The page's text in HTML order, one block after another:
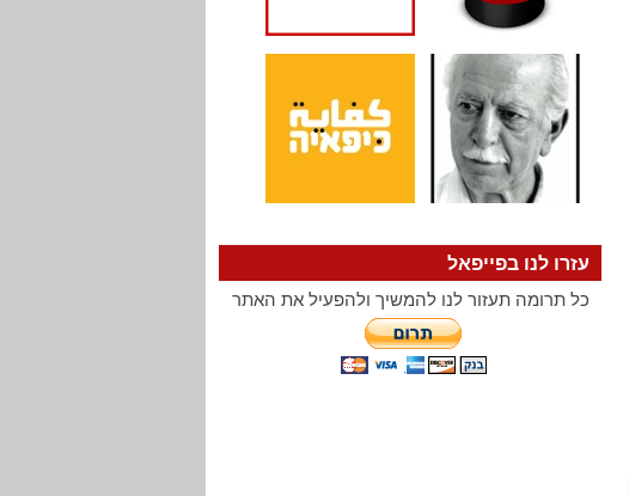
עזרו לנו בפייפאל
כל תרומה תעזור לנו להמשיך ולהפעיל את האתר